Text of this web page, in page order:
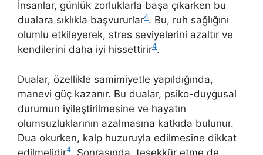
İnsanlar, günlük zorluklarla başa çıkarken bu
dualara sıklıkla başvururlar4. Bu, ruh sağlığını
olumlu etkileyerek, stres seviyelerini azaltır ve
kendilerini daha iyi hissettirir4.
Dualar, özellikle samimiyetle yapıldığında,
manevi güç kazanır. Bu dualar, psiko-duygusal
durumun iyileştirilmesine ve hayatın
olumsuzluklarının azalmasına katkıda bulunur.
Dua okurken, kalp huzuruyla edilmesine dikkat
edilmelidir4. Sonrasında, teşekkür etme de